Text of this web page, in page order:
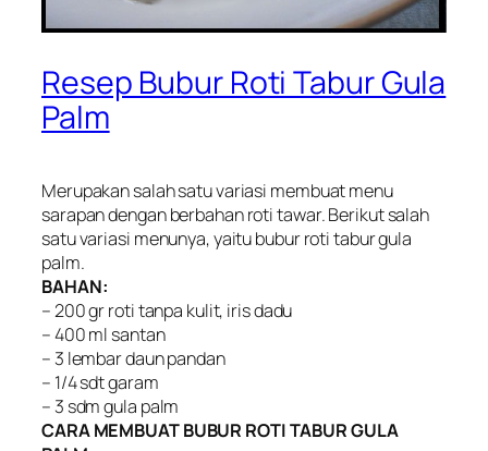
Resep Bubur Roti Tabur Gula
Palm
Merupakan salah satu variasi membuat menu
sarapan dengan berbahan roti tawar. Berikut salah
satu variasi menunya, yaitu bubur roti tabur gula
palm.
BAHAN:
– 200 gr roti tanpa kulit, iris dadu
– 400 ml santan
– 3 lembar daun pandan
– 1/4 sdt garam
– 3 sdm gula palm
CARA MEMBUAT BUBUR ROTI TABUR GULA